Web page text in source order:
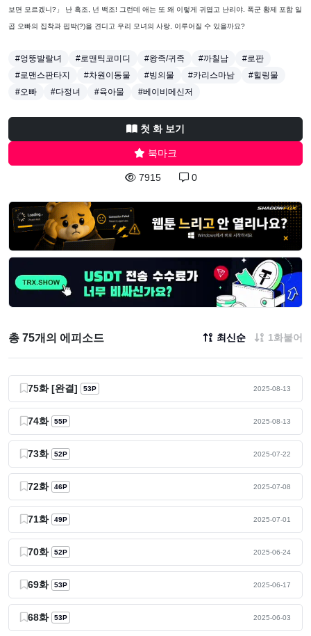
보면 모르겠니?」 난 흑조, 넌 백조! 그런데 애는 또 왜 이렇게 귀엽고 난리야. 폭군 황제 포함 일
곱 오빠의 집착과 핍박(?)을 견디고 우리 모녀의 사랑, 이루어질 수 있을까요?
#엉뚱발랄녀 #로맨틱코미디 #왕족/귀족 #까칠남
#로판
#로맨스판타지
#차원이동물 #빙의물 #카리스마남
#힐링물
#오빠
#다정녀 #육아물 #베이비메신저
첫 화 보기
북마크
7915 0
총 75개의 에피소드 최신순 1화붙어
75화 [완결] 53P 2025-08-13
74화 55P 2025-08-13
73화 52P 2025-07-22
72화 46P 2025-07-08
71화 49P 2025-07-01
70화 52P 2025-06-24
69화 53P 2025-06-17
68화 53P 2025-06-03